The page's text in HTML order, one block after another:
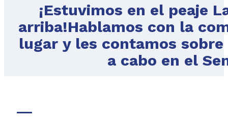
¡Estuvimos en el peaje
arriba!Hablamos con la
lugar y les contamos
a cabo en el